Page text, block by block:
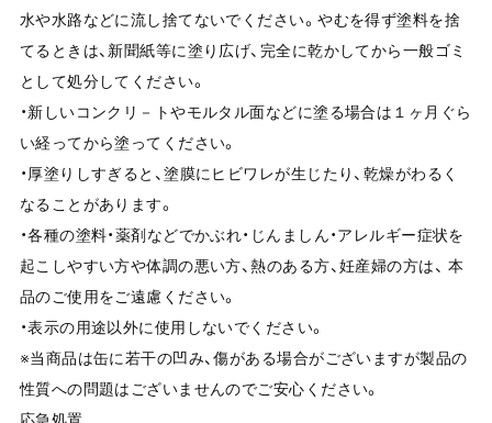
水や水路などに流し捨てないでください。やむを得ず塗料を捨
てるときは、新聞紙等に塗り広げ、完全に乾かしてから一般ゴミ
として処分してください。
・新しいコンクリ－トやモルタル面などに塗る場合は１ヶ月ぐら
い経ってから塗ってください。
・厚塗りしすぎると、塗膜にヒビワレが生じたり、乾燥がわるく
なることがあります。
・各種の塗料・薬剤などでかぶれ・じんましん・アレルギー症状を
起こしやすい方や体調の悪い方、熱のある方、妊産婦の方は、 本
品のご使用をご遠慮ください。
・表示の用途以外に使用しないでください。
※当商品は缶に若干の凹み、傷がある場合がございますが製品の
性質への問題はございませんのでご安心ください。